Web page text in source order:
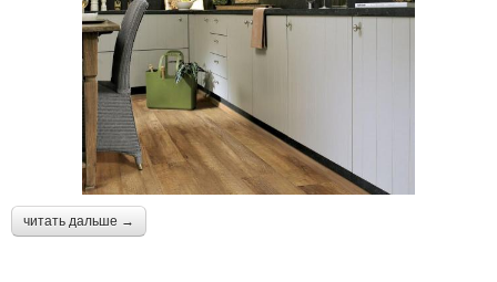
читать дальше →